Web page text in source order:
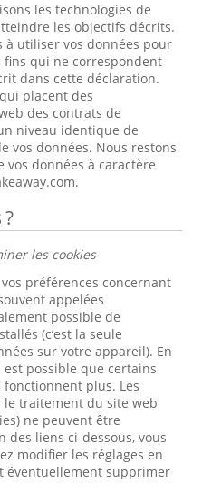
les technologies de
les objectifs décrits.
à utiliser vos données pour
qui ne correspondent
dans cette déclaration.
placent des
des contrats de
niveau identique de
vos données. Nous restons
données à caractère
les cookies
préférences concernant
appelées
possible de
(c’est la seule
sur votre appareil). En
possible que certains
plus. Les
traitement du site web
ne peuvent être
des liens ci-dessous, vous
modifier les réglages en
éventuellement supprimer